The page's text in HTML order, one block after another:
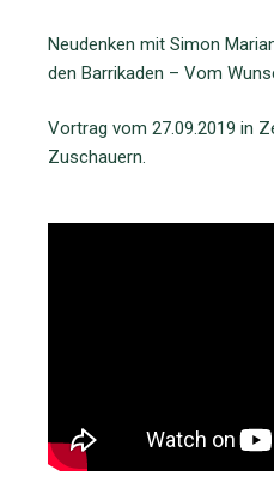
Neudenken mit Simon
den Barrikaden – Vom
Vortrag vom 27.09.2019 in
Zuschauern.